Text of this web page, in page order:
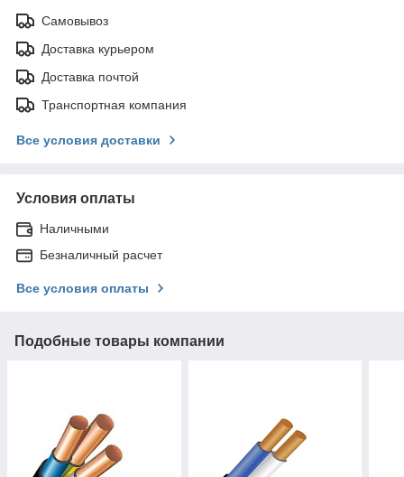
Самовывоз
Доставка курьером
Доставка почтой
Транспортная компания
Все условия доставки
Условия оплаты
Наличными
Безналичный расчет
Все условия оплаты
Подобные товары компании